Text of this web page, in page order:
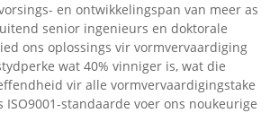
en ontwikkelingspan van meer as
senior ingenieurs en doktorale
ons oplossings vir vormvervaardiging
wat 40% vinniger is, wat die
vir alle vormvervaardigingstake
ISO9001-standaarde voer ons noukeurige